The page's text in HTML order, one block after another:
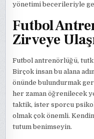
yönetimi becerileriyle
Futbol
Zirveye
Futbol antrenörlüğü,
Birçok insan bu alana
önünde bulundurmak
her zaman öğrenilecek
taktik, ister sporcu
olmak çok önemli.
tutum benimseyin.